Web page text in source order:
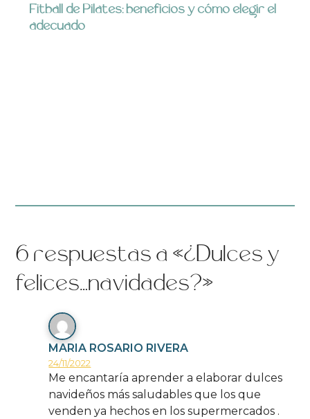
Fitball de Pilates: beneficios y cómo elegir el
adecuado
6 respuestas a «¿Dulces y
felices…navidades?»
MARIA ROSARIO RIVERA
24/11/2022
Me encantaría aprender a elaborar dulces
navideños más saludables que los que
venden ya hechos en los supermercados .